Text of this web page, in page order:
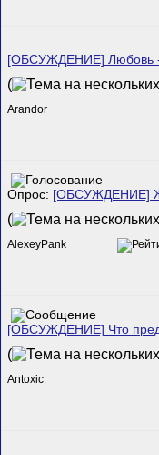
[ОБСУЖДЕНИЕ] Любовь -
(
Arandor
Опрос: [ОБСУЖДЕНИЕ]
(
AlexeyPank
[ОБСУЖДЕНИЕ] Что
(
Antoxic